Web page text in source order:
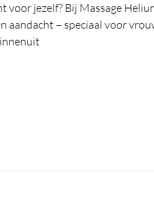
voor jezelf? Bij Massage
aandacht – speciaal voor